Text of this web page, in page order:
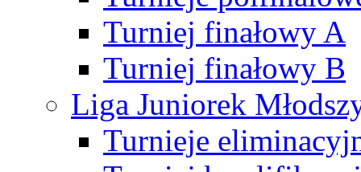
Turniej finałowy A
Turniej finałowy B
Liga Juniorek
Turnieje